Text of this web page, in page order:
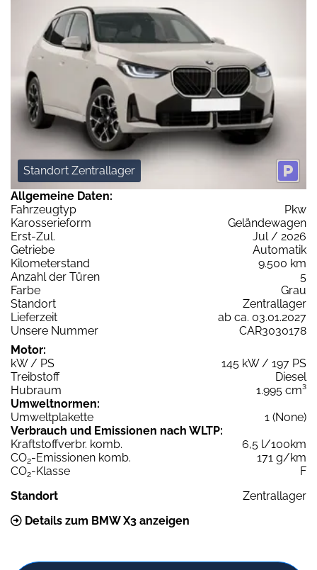
Standort Zentrallager
Allgemeine Daten:
Fahrzeugtyp
Pkw
Karosserieform
Geländewagen
Erst-Zul.
Jul / 2026
Getriebe
Automatik
Kilometerstand
9.500 km
Anzahl der Türen
5
Farbe
Grau
Standort
Zentrallager
Lieferzeit
ab ca. 03.01.2027
Unsere Nummer
CAR3030178
Motor:
kW / PS
145 kW / 197 PS
Treibstoff
Diesel
Hubraum
1.995 cm³
Umweltnormen:
Umweltplakette
1 (None)
Verbrauch und Emissionen nach WLTP:
Kraftstoffverbr. komb.
6,5 l/100km
CO2-Emissionen komb.
171 g/km
CO2-Klasse
F
Standort
Zentrallager
Details zum BMW X3 anzeigen